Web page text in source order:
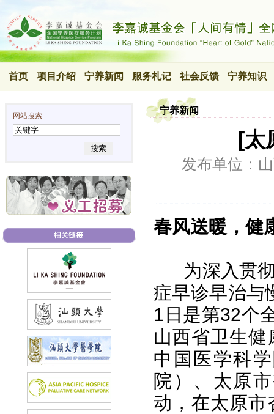
首页 项目介绍 宁养新闻 服务札记 社会反馈 宁养知识
网站搜索
搜索
宁养新闻
[太
发布单位：
春风送暖，健
为深入贯
症早诊早治与
1日是第32个
山西省卫生
中国医学科
院）、太原
动，在太原市